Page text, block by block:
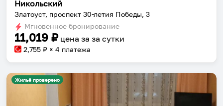
Никольский
Златоуст, проспект 30-летия Победы, 3
Мгновенное бронирование
11,019 ₽ цена за за сутки
2,755 ₽ × 4 платежа
Жильё проверено